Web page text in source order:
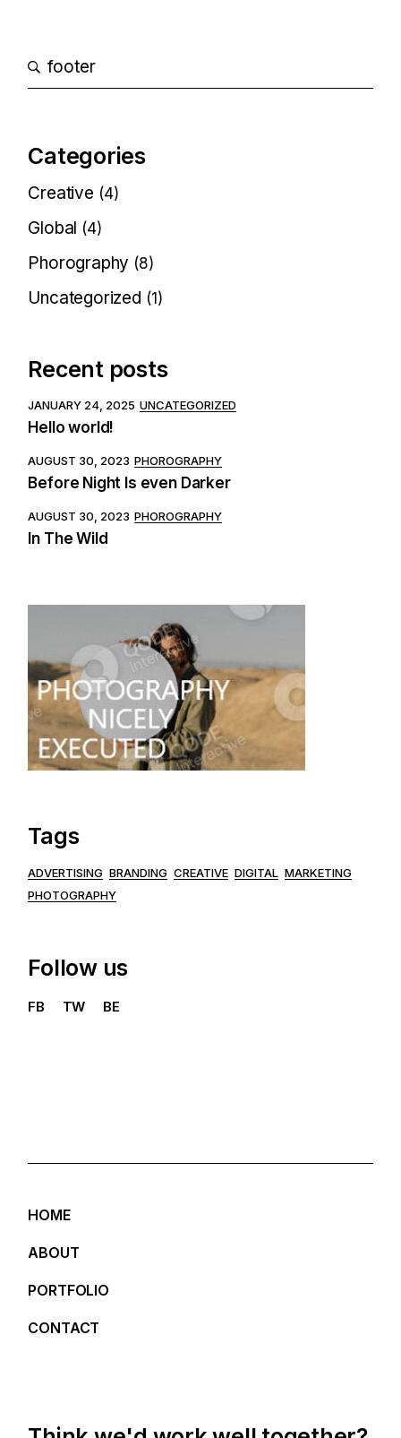
Categories
Creative (4)
Global (4)
Phorography (8)
Uncategorized (1)
Recent posts
JANUARY 24, 2025 UNCATEGORIZED
Hello world!
AUGUST 30, 2023 PHOROGRAPHY
Before Night Is even Darker
AUGUST 30, 2023 PHOROGRAPHY
In The Wild
Tags
ADVERTISING BRANDING CREATIVE DIGITAL MARKETING
PHOTOGRAPHY
Follow us
FB TW BE
HOME
ABOUT
PORTFOLIO
CONTACT